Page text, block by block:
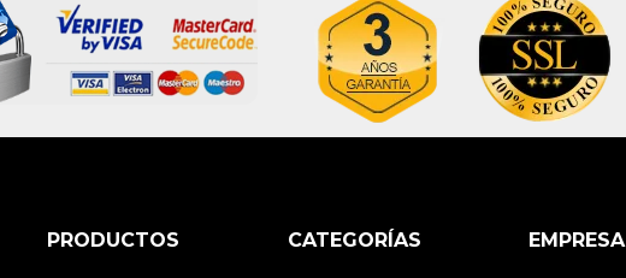
PRODUCTOS CATEGORÍAS EMPRESA